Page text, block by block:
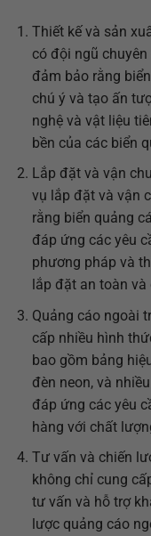
Thiết kế và sản
có đội ngũ
đảm bảo rằng
chú ý và tạo ấn
nghệ và vật liệu
bền của các biển
Lắp đặt và vận
vụ lắp đặt và vận
rằng biển quảng
đáp ứng các yêu
phương pháp và
lắp đặt an toàn và
Quảng cáo ngoài
cấp nhiều hình
bao gồm bảng
đèn neon, và
đáp ứng các yêu
hàng với chất
Tư vấn và chiến
không chỉ cung
tư vấn và hỗ trợ
lược quảng cáo